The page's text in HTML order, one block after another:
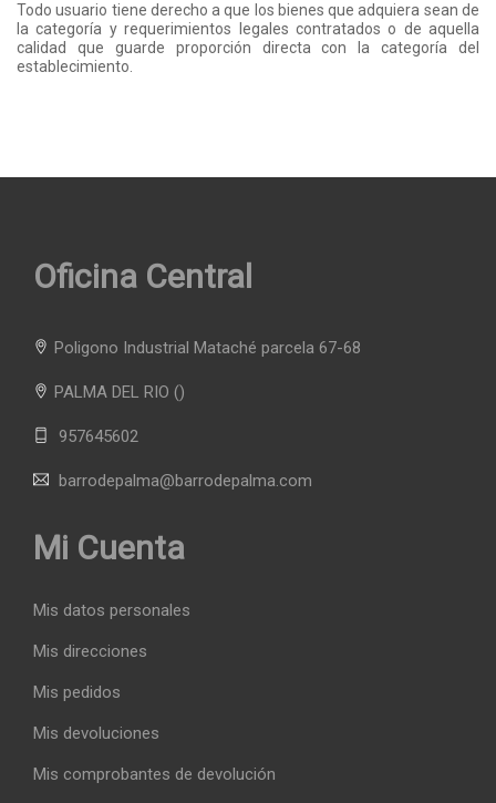
Todo usuario tiene derecho a que los bienes que adquiera sean de
la categoría y requerimientos legales contratados o de aquella
calidad que guarde proporción directa con la categoría del
establecimiento.
Oficina Central
Poligono Industrial Mataché parcela 67-68
PALMA DEL RIO ()
957645602
barrodepalma@barrodepalma.com
Mi Cuenta
Mis datos personales
Mis direcciones
Mis pedidos
Mis devoluciones
Mis comprobantes de devolución